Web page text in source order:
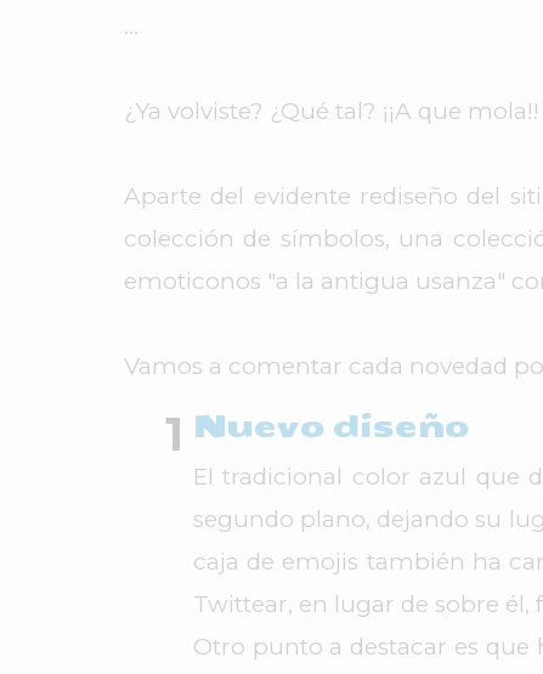
...
¿Ya volviste? ¿Qué tal? ¡¡A que
Aparte del evidente rediseño del
colección de símbolos, una
emoticonos "a la antigua usanza"
Vamos a comentar cada novedad
Nuevo diseño
El tradicional color azul que
segundo plano, dejando su
caja de emojis también ha
Twittear, en lugar de sobre él,
Otro punto a destacar es